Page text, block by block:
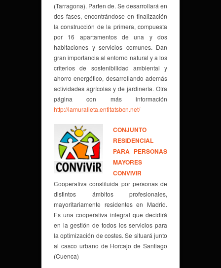
(Tarragona). Parten de. Se desarrollará en
dos fases, encontrándose en finalización
la construcción de la primera, compuesta
por 16 apartamentos de una y dos
habitaciones y servicios comunes. Dan
gran importancia al entorno natural y a los
criterios de sostenibilidad ambiental y
ahorro energético, desarrollando además
actividades agrícolas y de jardinería. Otra
página con más información
http://lamuralleta.entitatsbcn.net/
CONJUNTO
RESIDENCIAL
PARA PERSONAS
MAYORES
CONVIVIR
Cooperativa constituida por personas de
distintos ámbitos profesionales,
mayoritariamente residentes en Madrid.
Es una cooperativa integral que decidirá
en la gestión de todos los servicios para
la optimización de costes. Se situará junto
al casco urbano de Horcajo de Santiago
(Cuenca)